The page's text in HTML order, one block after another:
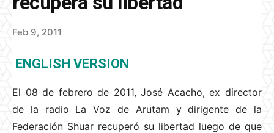
Feb 9, 2011
ENGLISH VERSION
El 08 de febrero de 2011, José Acacho, ex director
de la radio La Voz de Arutam y dirigente de la
Federación Shuar recuperó su libertad luego de que